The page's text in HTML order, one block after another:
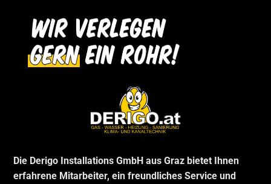
Die Derigo Installations GmbH aus Graz bietet Ihnen
erfahrene Mitarbeiter, ein freundliches Service und